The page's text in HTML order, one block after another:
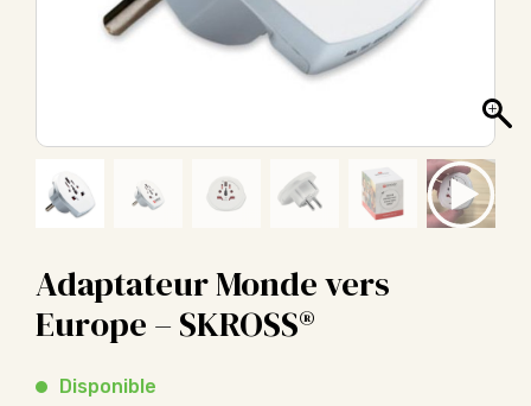
Adaptateur Monde vers
Europe – SKROSS®
Disponible